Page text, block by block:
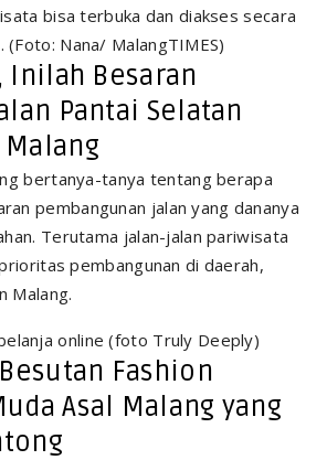
Inilah Besaran
Pantai Selatan
bertanya-tanya tentang berapa
pembangunan jalan yang dananya
Terutama jalan-jalan pariwisata
pembangunan di daerah,
Malang.
Fashion
Asal Malang yang